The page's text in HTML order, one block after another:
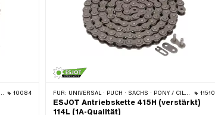
10084 FÜR: UNIVERSAL · PUCH · SACHS · PONY / CILO (BETA 521 & 512) · ZÜNDAPP BELMONDO · TOMOS · BYE BIKE 11510
ESJOT Antriebskette 415H (verstärkt)
114L (1A-Qualität)